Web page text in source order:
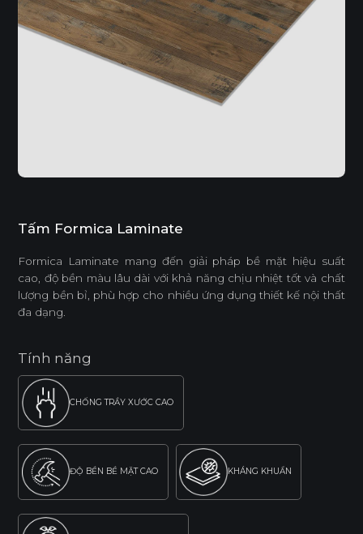
Tấm Formica Laminate
Formica Laminate mang đến giải pháp bề mặt hiệu suất
cao, độ bền màu lâu dài với khả năng chịu nhiệt tốt và chất
lượng bền bỉ, phù hợp cho nhiều ứng dụng thiết kế nội thất
đa dạng.
Tính năng
CHỐNG TRẦY XƯỚC CAO
ĐỘ BỀN BỀ MẶT CAO KHÁNG KHUẨN